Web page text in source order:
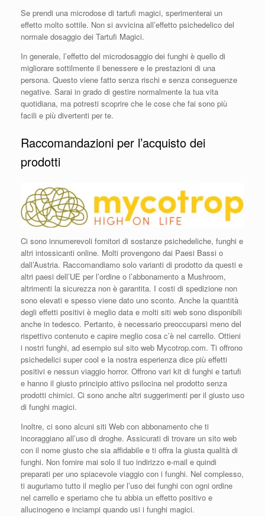
Se prendi una microdose di tartufi magici, sperimenterai un
effetto molto sottile. Non si avvicina all’effetto psichedelico del
normale dosaggio dei Tartufi Magici.
In generale, l’effetto del microdosaggio dei funghi è quello di
migliorare sottilmente il benessere e le prestazioni di una
persona. Questo viene fatto senza rischi e senza conseguenze
negative. Sarai in grado di gestire normalmente la tua vita
quotidiana, ma potresti scoprire che le cose che fai sono più
facili e più divertenti per te.
Raccomandazioni per l’acquisto dei
prodotti
Ci sono innumerevoli fornitori di sostanze psichedeliche, funghi e
altri intossicanti online. Molti provengono dai Paesi Bassi o
dall’Austria. Raccomandiamo solo varianti di prodotto da questi e
altri paesi dell’UE per l’ordine o l’abbonamento a Mushroom,
altrimenti la sicurezza non è garantita. I costi di spedizione non
sono elevati e spesso viene dato uno sconto. Anche la quantità
degli effetti positivi è meglio data e molti siti web sono disponibili
anche in tedesco. Pertanto, è necessario preoccuparsi meno del
rispettivo contenuto e capire meglio cosa c’è nel carrello. Ottieni
i nostri funghi, ad esempio sul sito web Mycotrop.com. Ti offrono
psichedelici super cool e la nostra esperienza dice più effetti
positivi e nessun viaggio horror. Offrono vari kit di funghi e tartufi
e hanno il giusto principio attivo psilocina nel prodotto senza
prodotti chimici. Ci sono anche altri suggerimenti per il giusto uso
di funghi magici.
Inoltre, ci sono alcuni siti Web con abbonamento che ti
incoraggiano all’uso di droghe. Assicurati di trovare un sito web
con il nome giusto che sia affidabile e ti offra la giusta qualità di
funghi. Non fornire mai solo il tuo indirizzo e-mail e quindi
preparati per uno spiacevole viaggio con i funghi. Nel complesso,
ti auguriamo tutto il meglio per l’uso dei funghi con ogni ordine
nel carrello e speriamo che tu abbia un effetto positivo e
allucinogeno e inciampi quando usi i funghi magici.